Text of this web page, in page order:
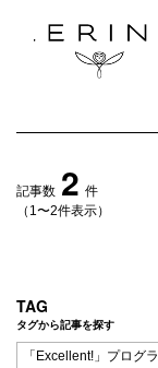
記事数 2 件
（1〜2件表示）
TAG
タグから記事を探す
「Excellent!」プログ